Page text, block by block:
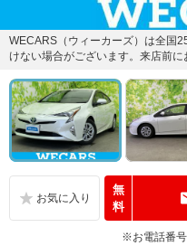
WECARS（ウィーカーズ）は全国
けない場合がございます。来店前
無
料
※お電話番号